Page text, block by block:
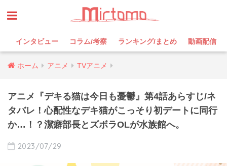
インタビュー コラム/考察 ランキング/まとめ 動画配信
ホーム アニメ TVアニメ
アニメ『デキる猫は今日も憂鬱』第4話あらすじ/ネ
タバレ！心配性なデキ猫がこっそり初デートに同行
か…！？潔癖部長とズボラOLが水族館へ。
2023/07/29